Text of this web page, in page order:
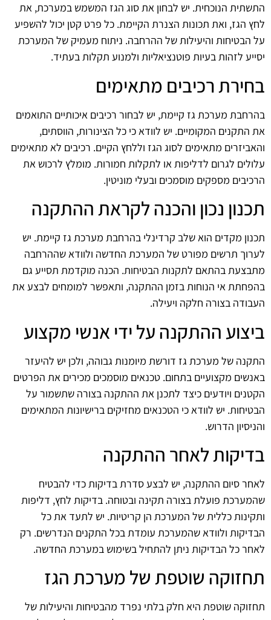
התשתית הנוכחית. יש לבחון את סוג הגז המשמש במערכת, את
לחץ הגז, ואת תכונות הצנרת הקיימת. כל פרט קטן יכול להשפיע
על הבטיחות והיעילות של ההרחבה. ניתוח מעמיק של המערכת
יסייע לזהות בעיות פוטנציאליות ולמנוע תקלות בעתיד.
בחירת רכיבים מתאימים
בהרחבת מערכת גז קיימת, יש לבחור רכיבים איכותיים התואמים
את התקנים המקומיים. יש לוודא כי כל הצינורות, הווסתים,
והאביזרים מתאימים לסוג הגז וללחץ הקיים. רכיבים לא מתאימים
עלולים לגרום לדליפות או לתקלות חמורות. מומלץ לרכוש את
הרכיבים מספקים מוסמכים ובעלי מוניטין.
תכנון נכון והכנה לקראת ההתקנה
תכנון מקדים הוא שלב קרדינלי בהרחבת מערכת גז קיימת. יש
לערוך תרשים מפורט של המערכת החדשה ולוודא שההרחבה
מתבצעת בהתאם לתקנות הבטיחות. הכנה מוקדמת תסייע גם
בהפחתת אי הנוחות בזמן ההתקנה, ותאפשר למומחים לבצע את
העבודה בצורה חלקה ויעילה.
ביצוע ההתקנה על ידי אנשי מקצוע
התקנה של מערכת גז דורשת מיומנות גבוהה, ולכן יש להיעזר
באנשים מקצועיים בתחום. טכנאים מוסמכים מכירים את הפרטים
הקטנים ויודעים כיצד לתכנן את ההתקנה בצורה שתשמור על
הבטיחות. יש לוודא כי הטכנאים מחזיקים ברישיונות המתאימים
והניסיון הדרוש.
בדיקות לאחר ההתקנה
לאחר סיום ההתקנה, יש לבצע סדרת בדיקות כדי להבטיח
שהמערכת פועלת בצורה תקינה ובטוחה. בדיקות לחץ, דליפות
ותקינות כללית של המערכת הן קריטיות. יש לתעד את כל
הבדיקות ולוודא שהמערכת עומדת בכל התקנים הנדרשים. רק
לאחר כל הבדיקות ניתן להתחיל בשימוש במערכת החדשה.
תחזוקה שוטפת של מערכת הגז
תחזוקה שוטפת היא חלק בלתי נפרד מהבטיחות והיעילות של